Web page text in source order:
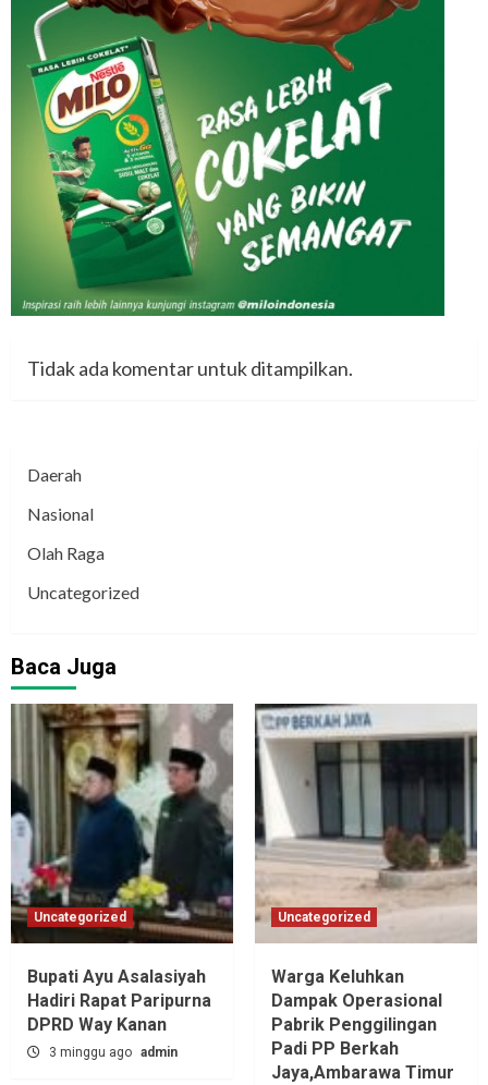
Tidak ada komentar untuk ditampilkan.
Daerah
Nasional
Olah Raga
Uncategorized
Baca Juga
Uncategorized
Bupati Ayu Asalasiyah
Hadiri Rapat Paripurna
DPRD Way Kanan
3 minggu ago admin
Uncategorized
Warga Keluhkan
Dampak Operasional
Pabrik Penggilingan
Padi PP Berkah
Jaya,‎Ambarawa Timur